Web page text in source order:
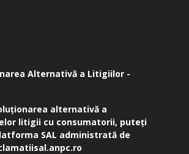
alternativă a
litigii cu consumatorii, puteți
SAL administrată de